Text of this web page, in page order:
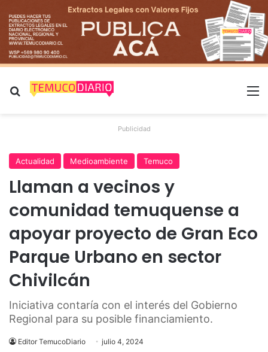
Buscar por
Publicidad
Actualidad Medioambiente Temuco
Llaman a vecinos y
comunidad temuquense a
apoyar proyecto de Gran Eco
Parque Urbano en sector
Chivilcán
Iniciativa contaría con el interés del Gobierno
Regional para su posible financiamiento.
Editor TemucoDiario julio 4, 2024